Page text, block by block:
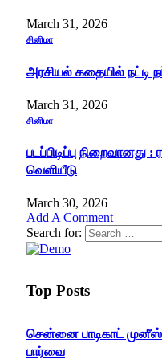
March 31, 2026
சினிமா
அரசியல் கதையில் நட்டி
March 31, 2026
சினிமா
படப்பிடிப்பு நிறைவானது
வெளியீடு
March 30, 2026
Add A Comment
Search for:
Top Posts
சென்னை பாடிகாட்
பார்வை